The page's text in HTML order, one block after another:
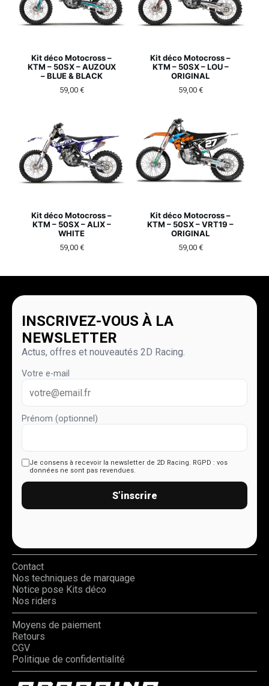
Kit déco Motocross –
KTM – 50SX – AUZOUX
– BLUE & BLACK
59,00 €
Kit déco Motocross –
KTM – 50SX – LOU –
ORIGINAL
59,00 €
Kit déco Motocross –
KTM – 50SX – ALIX –
WHITE
59,00 €
Kit déco Motocross –
KTM – 50SX – VRT19 –
ORIGINAL
59,00 €
INSCRIVEZ-VOUS À LA
NEWSLETTER
Actus, offres et nouveautés 2D Racing.
Votre e-mail
Prénom (optionnel)
Je consens à recevoir la newsletter de 2D Racing. RGPD : vos
données ne sont pas revendues.
S’inscrire
Contact
Nos techniques de marquage
Notice pose Kits déco
Nos riders
Moyens de paiement
Retours
CGV
Politique de confidentialité